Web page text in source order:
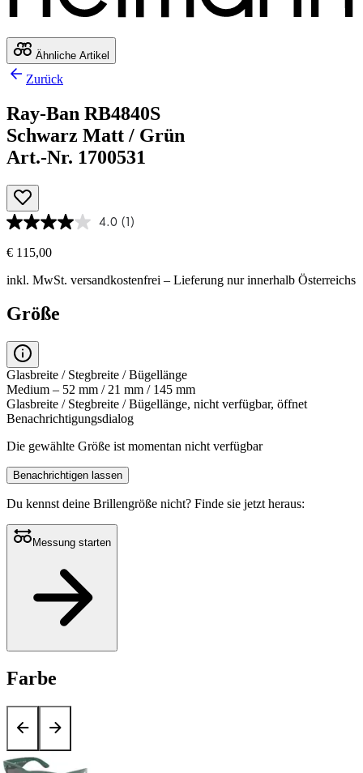
Ähnliche Artikel
Zurück
Ray-Ban RB4840S
Schwarz Matt / Grün
Art.-Nr. 1700531
4.0 (1)
€ 115,00
inkl. MwSt. versandkostenfrei – Lieferung nur innerhalb Österreichs
Größe
Glasbreite / Stegbreite / Bügellänge
Medium – 52 mm / 21 mm / 145 mm
Glasbreite / Stegbreite / Bügellänge, nicht verfügbar, öffnet
Benachrichtigungsdialog
Die gewählte Größe ist momentan nicht verfügbar
Benachrichtigen lassen
Du kennst deine Brillengröße nicht? Finde sie jetzt heraus:
Messung starten
Farbe